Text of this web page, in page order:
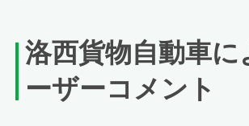
洛西貨物自動車に
ーザーコメント